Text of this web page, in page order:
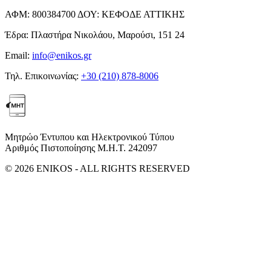
ΑΦΜ: 800384700 ΔΟΥ: ΚΕΦΟΔΕ ΑΤΤΙΚΗΣ
Έδρα: Πλαστήρα Νικολάου, Μαρούσι, 151 24
Email: info@enikos.gr
Τηλ. Επικοινωνίας: +30 (210) 878-8006
Μητρώο Έντυπου και Ηλεκτρονικού Τύπου
Αριθμός Πιστοποίησης Μ.Η.Τ. 242097
© 2026 ENIKOS - ALL RIGHTS RESERVED